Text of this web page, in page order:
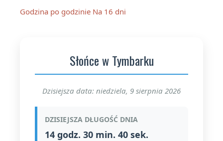
Godzina po godzinie Na 16 dni
Słońce w Tymbarku
Dzisiejsza data: niedziela, 9 sierpnia 2026
DZISIEJSZA DŁUGOŚĆ DNIA
14 godz. 30 min. 40 sek.